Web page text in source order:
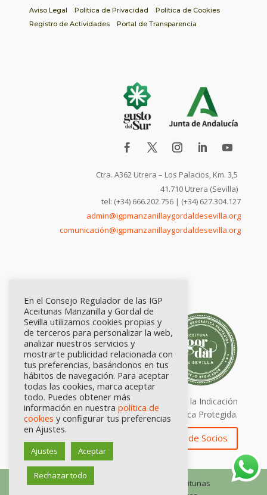
Aviso Legal Política de Privacidad
Política de Cookies
Registro de Actividades
Portal de Transparencia
Ctra. A362 Utrera – Los Palacios, Km. 3,5
41.710 Utrera (Sevilla)
tel: (+34) 666.202.756 | (+34) 627.304.127
admin@igpmanzanillaygordaldesevilla.org
comunicación@igpmanzanillaygordaldesevilla.org
Calidad certificada por Origen. Sellos de la Indicación
Geográfica Protegida.
Zona de Socios
© Consejo Regulador de las IGP Aceitunas
En el Consejo Regulador de las IGP
Aceitunas Manzanilla y Gordal de
Sevilla utilizamos cookies propias y
de terceros para personalizar la web,
analizar nuestros servicios y
mostrarte publicidad relacionada con
tus preferencias, basándonos en tus
hábitos de navegación. Para aceptar
todas las cookies, marca aceptar
todo. Puedes obtener más
información en nuestra política de
cookies y configurar tus preferencias
en Ajustes.
Ajustes Aceptar
Rechazar todo